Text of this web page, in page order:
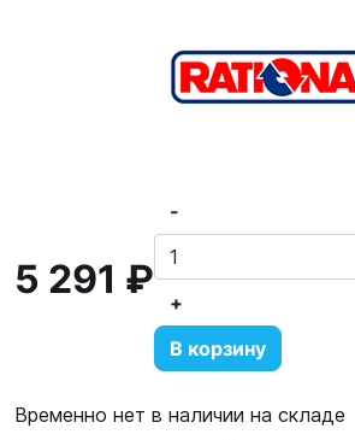
5 291 ₽
-
+
В корзину
Временно нет в наличии на складе